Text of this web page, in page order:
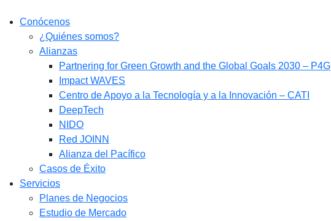
Conócenos
¿Quiénes somos?
Alianzas
Partnering for Green Growth and the Global Goals 2030 – P4G
Impact WAVES
Centro de Apoyo a la Tecnología y a la Innovación – CATI
DeepTech
NIDO
Red JOINN
Alianza del Pacífico
Casos de Éxito
Servicios
Planes de Negocios
Estudio de Mercado​